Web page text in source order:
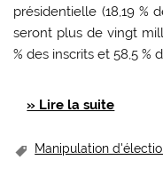
présidentielle (18,19 %
seront plus de vingt
% des inscrits et 58,5 %
» Lire la suite
Manipulation